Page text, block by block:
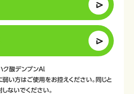
ク酸デンプンＡｌ
弱い方はご使用をお控えください。同じと
ないでください。